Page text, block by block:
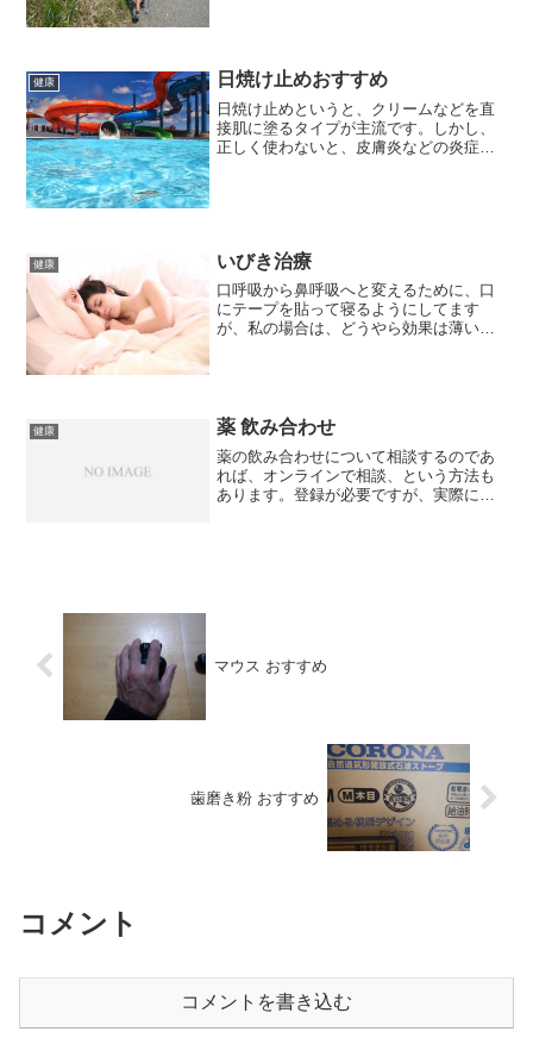
健康 日焼け止めおすすめ
日焼け止めというと、クリームなどを直
接肌に塗るタイプが主流です。しかし、
正しく使わないと、皮膚炎などの炎症を
健康 いびき治療
口呼吸から鼻呼吸へと変えるために、口
にテープを貼って寝るようにしてます
が、私の場合は、どうやら効果は薄いよ
健康 薬 飲み合わせ
薬の飲み合わせについて相談するのであ
れば、オンラインで相談、という方法も
あります。登録が必要ですが、実際に相
マウス おすすめ
歯磨き粉 おすすめ
コメント
コメントを書き込む